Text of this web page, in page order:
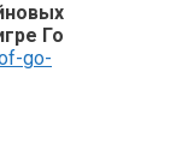
Го
go-